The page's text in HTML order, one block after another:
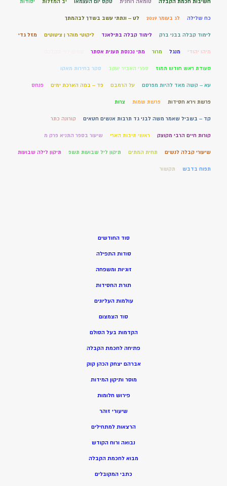
חשיבות חכמת הקבלה טומאה רוחנית טקס יום העצמאו יב המזלות יסודות
כח שלילה לג בעומר 2019 לט – ונתתי עשב בשדך לבהמתך
לימוד קבלה בבני ברק לימוד קבלה בתילאנד ליקוטי מוהר ן ציטוטים מזל גדי
מיהו יהודי מנגל מרור מתי נכנסת תענית אסתר
סעודת ראש חודש תמוז ספרי האביר יעקב סקר בחירות מאקו
עא – קשה מאד להיות מפרסם על הרמבם פד – במה הארכת ימים פנחס
פרשת וירא חסידות פרשת שמות צרות
קד – בשביל שאמר משה לבני גד תרבות אנשים חטאים קורונה כתר
קורות חיים הרבי מקוצק ראשי תיבות הארי שיעור בספר התניא פרק מ
שיעורי קבלה לנשים תחית המתים תיקון ליל שבועות תשפ תיקון לילה שבועות
תפוח בדבש תקשור
סוד החודשים
סודות התפילה
זוגיות ומשפחה
תורת החסידות
עולמות העליונים
סוד הצמצום
הקדמות בעל הסולם
פתיחה לחכמת הקבלה
אברהם יצחק הכהן קוק
מוסר ותיקון המידות
פירוש חלומות
שיעורי זוהר
הרצאות למתחילים
נבואה ורוח הקודש
מבוא לחכמת הקבלה
כתבי המקובלים